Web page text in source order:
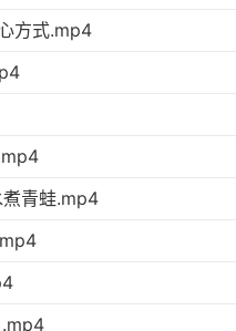
方式.mp4
青蛙.mp4
.mp4